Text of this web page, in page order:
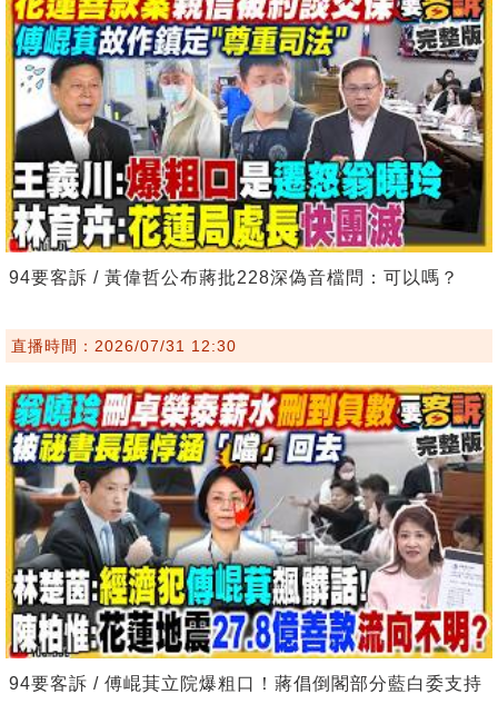
94要客訴 / 黃偉哲公布蔣批228深偽音檔問：可以嗎？
直播時間：2026/07/31 12:30
94要客訴 / 傅崐萁立院爆粗口！蔣倡倒閣部分藍白委支持